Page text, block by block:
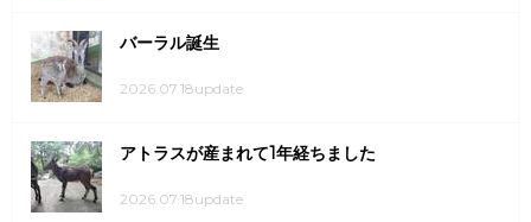
バーラル誕生
2026.07.18update
アトラスが産まれて1年経ちました
2026.07.18update